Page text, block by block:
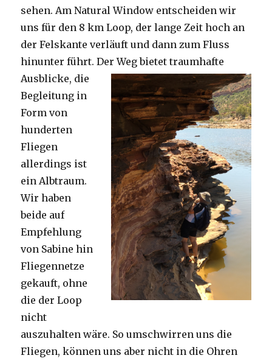
sehen. Am Natural Window entscheiden wir
uns für den 8 km Loop, der lange Zeit hoch an
der Felskante verläuft und dann zum Fluss
hinunter führt. Der Weg bietet traumhafte
Ausblicke, die
Begleitung in
Form von
hunderten
Fliegen
allerdings ist
ein Albtraum.
Wir haben
beide auf
Empfehlung
von Sabine hin
Fliegennetze
gekauft, ohne
die der Loop
nicht
auszuhalten wäre. So umschwirren uns die
Fliegen, können uns aber nicht in die Ohren